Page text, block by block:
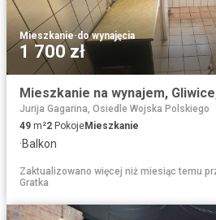
Mieszkanie·do wynajęcia
1 700 zł
Mieszkanie na wynajem,
Jurija Gagarina, Osiedle Wojska Polskiego
49 m²2 PokojeMieszkanie
·Balkon
Zaktualizowano więcej niż miesiąc temu
Gratka